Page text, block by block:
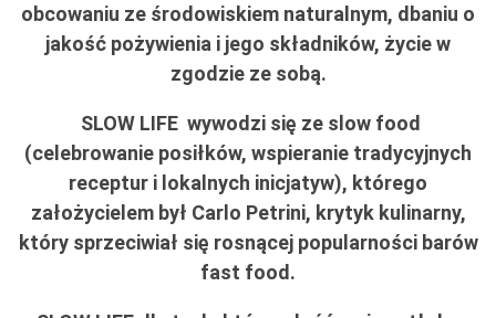
obcowaniu ze środowiskiem naturalnym, dbaniu o
jakość pożywienia i jego składników, życie w
zgodzie ze sobą.
SLOW LIFE wywodzi się ze slow food
(celebrowanie posiłków, wspieranie tradycyjnych
receptur i lokalnych inicjatyw), którego
założycielem był Carlo Petrini, krytyk kulinarny,
który sprzeciwiał się rosnącej popularności barów
fast food.